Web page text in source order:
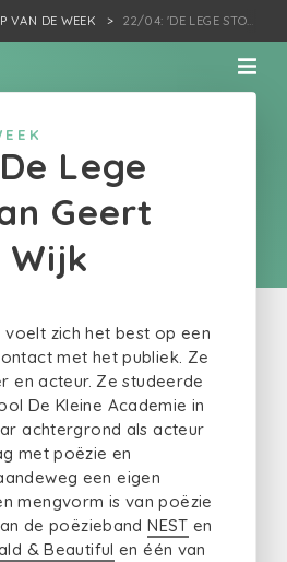
VAN DE WEEK 22/04: 'DE LEGE STO…N
Lege
Geert
voelt zich het best op een
met het publiek. Ze
en acteur. Ze studeerde
De Kleine Academie in
achtergrond als acteur
met poëzie en
een eigen
mengvorm is van poëzie
de poëziebandNEST en
& Beautiful en één van